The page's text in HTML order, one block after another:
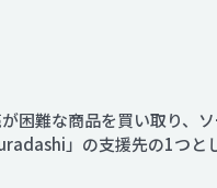
困難な商品を買い取り、
」の支援先の1つと